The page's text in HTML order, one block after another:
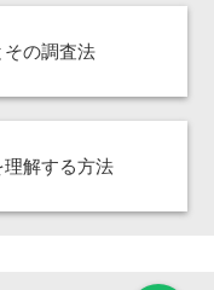
その調査法
理解する方法